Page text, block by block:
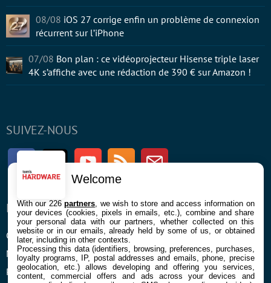
SUIVEZ-NOUS
FacebookTwitter Youtube RSS Newsletter
ENTREPRISE
Confidentialité et Cookies
Mentions légales et CGU
Préférences Cookies
À PROPOS
Contact
08/08 iOS 27 corrige enfin un problème de connexion
récurrent sur l’iPhone
07/08 Bon plan : ce vidéoprojecteur Hisense triple laser
4K s’affiche avec une rédaction de 390 € sur Amazon !
Welcome
With our 226partners , we wish to store and access information on
your devices (cookies, pixels in emails, etc.), combine and share
your personal data with our partners, whether collected on this
website or in our emails, already held by some of us, or obtained
later, including in other contexts.
Processing this data (identifiers, browsing, preferences, purchases,
loyalty programs, IP, postal addresses and emails, phone, precise
geolocation, etc.) allows developing and offering you services,
content, commercial offers and ads across your devices and